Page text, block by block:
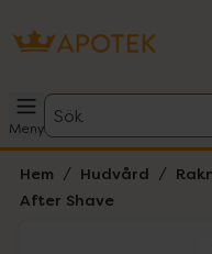
Meny
Sök
Hem Hudvård
After Shave